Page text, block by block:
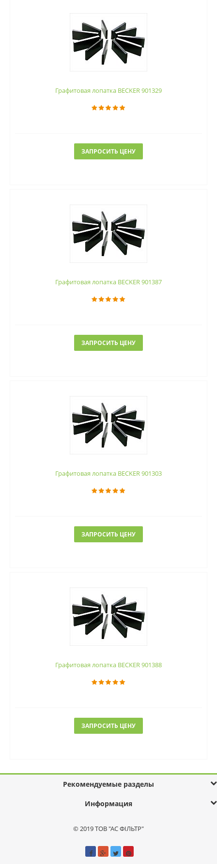
Графитовая лопатка BECKER 901329
ЗАПРОСИТЬ ЦЕНУ
Графитовая лопатка BECKER 901387
ЗАПРОСИТЬ ЦЕНУ
Графитовая лопатка BECKER 901303
ЗАПРОСИТЬ ЦЕНУ
Графитовая лопатка BECKER 901388
ЗАПРОСИТЬ ЦЕНУ
Рекомендуемые разделы
Информация
© 2019 ТОВ "АС ФІЛЬТР"